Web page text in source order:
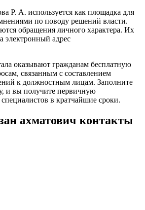
Р. А. используется как площадка для
по поводу решений власти.
обращения личного характера. Их
электронный адрес
оказывают гражданам бесплатную
связанным с составлением
к должностным лицам. Заполните
и вы получите первичную
в кратчайшие сроки.
ахматович контакты